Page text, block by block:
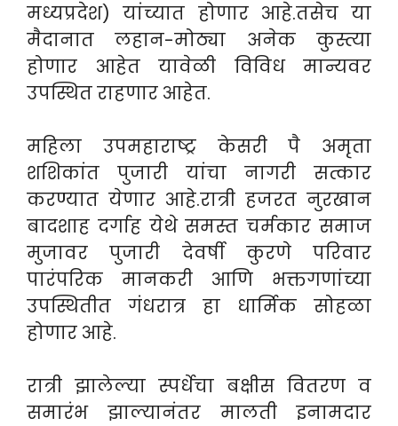
मध्यप्रदेश) यांच्यात होणार आहे.तसेच या
मैदानात लहान-मोठ्या अनेक कुस्त्या
होणार आहेत यावेळी विविध मान्यवर
उपस्थित राहणार आहेत.
महिला उपमहाराष्ट्र केसरी पै अमृता
शशिकांत पुजारी यांचा नागरी सत्कार
करण्यात येणार आहे.रात्री हजरत नुरखान
बादशाह दर्गाह येथे समस्त चर्मकार समाज
मुजावर पुजारी देवर्षी कुरणे परिवार
पारंपरिक मानकरी आणि भक्तगणांच्या
उपस्थितीत गंधरात्र हा धार्मिक सोहळा
होणार आहे.
रात्री झालेल्या स्पर्धेचा बक्षीस वितरण व
समारंभ झाल्यानंतर मालती इनामदार